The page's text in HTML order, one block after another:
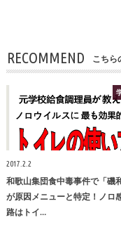
RECOMMEND こちら
2017.2.2
和歌山集団食中毒事件で「磯
が原因メニューと特定！ノロ
路はトイ…